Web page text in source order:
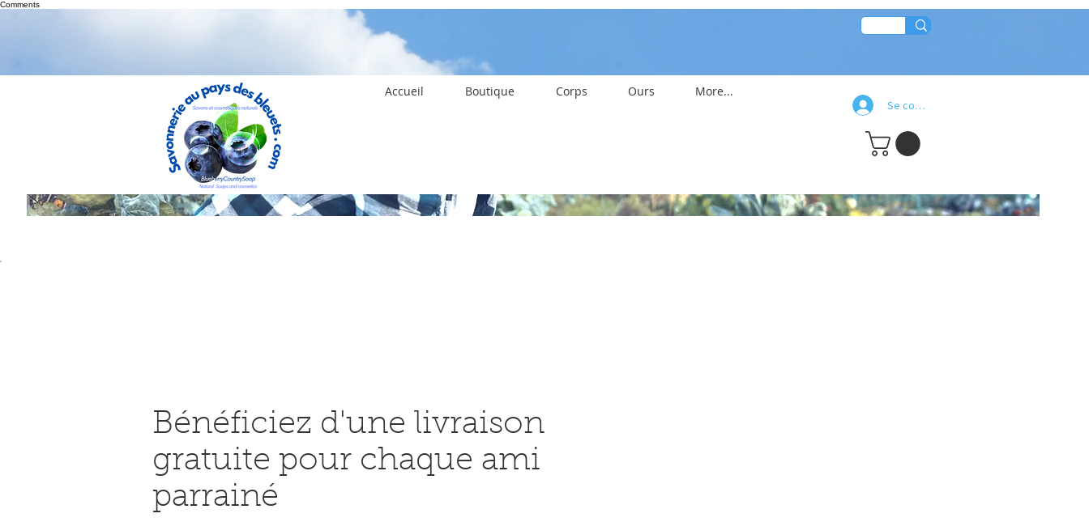
Comments
Accueil Boutique Corps Ours More...
Se connecter
Bénéficiez d'une livraison
gratuite pour chaque ami
parrainé